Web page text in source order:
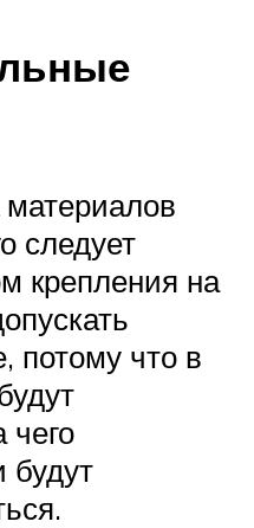
материалов
следует
крепления на
потому что в
чего